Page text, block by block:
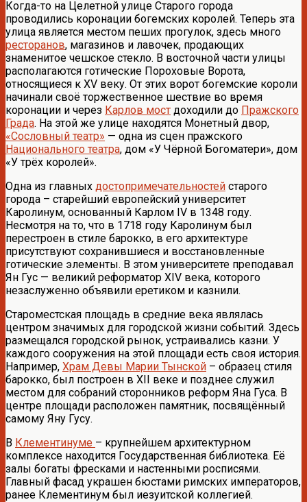
Когда-то на Целетной улице Старого города
проводились коронации богемских королей. Теперь эта
улица является местом пеших прогулок, здесь много
ресторанов, магазинов и лавочек, продающих
знаменитое чешское стекло. В восточной части улицы
располагаются готические Пороховые Ворота,
относящиеся к XV веку. От этих ворот богемские короли
начинали своё торжественное шествие во время
коронации и через Карлов мост доходили до Пражского
Града. На этой же улице находятся Монетный двор,
«Сословный театр» — одна из сцен пражского
Национального театра, дом «У Чёрной Богоматери», дом
«У трёх королей».
Одна из главных достопримечательностей старого
города – старейший европейский университет
Каролинум, основанный Карлом IV в 1348 году.
Несмотря на то, что в 1718 году Каролинум был
перестроен в стиле барокко, в его архитектуре
присутствуют сохранившиеся и восстановленные
готические элементы. В этом университете преподавал
Ян Гус — великий реформатор XIV века, которого
незаслуженно объявили еретиком и казнили.
Староместская площадь в средние века являлась
центром значимых для городской жизни событий. Здесь
размещался городской рынок, устраивались казни. У
каждого сооружения на этой площади есть своя история.
Например, Храм Девы Марии Тынской – образец стиля
барокко, был построен в XII веке и позднее служил
местом для собраний сторонников реформ Яна Гуса. В
центре площади расположен памятник, посвящённый
самому Яну Гусу.
В Клементинуме – крупнейшем архитектурном
комплексе находится Государственная библиотека. Её
залы богаты фресками и настенными росписями.
Главный фасад украшен бюстами римских императоров,
ранее Клементинум был иезуитской коллегией.